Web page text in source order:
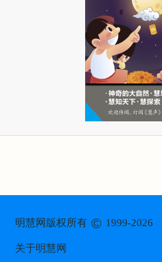
明慧网版权所有© 1999-2026
关于明慧网